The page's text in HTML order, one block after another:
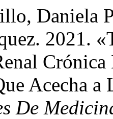
Daniela
2021.
Acecha
De